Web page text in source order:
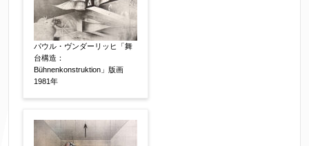
個人情報の取扱い について、同意の上送信しま
す。（確認画面は表示されません）
同意する 【必須】
↑ 同意頂けましたらチェックを入れてくださ
い。
パウル・ヴンダーリッヒ「舞
台構造：
Bühnenkonstruktion」版画
1981年